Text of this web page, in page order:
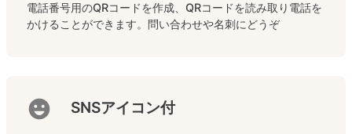
電話番号用のQRコードを作成、QRコードを読み取り電話を
かけることができます。問い合わせや名刺にどうぞ
SNSアイコン付